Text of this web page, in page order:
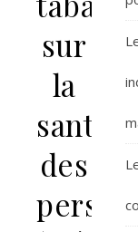
sur
la
santé
des